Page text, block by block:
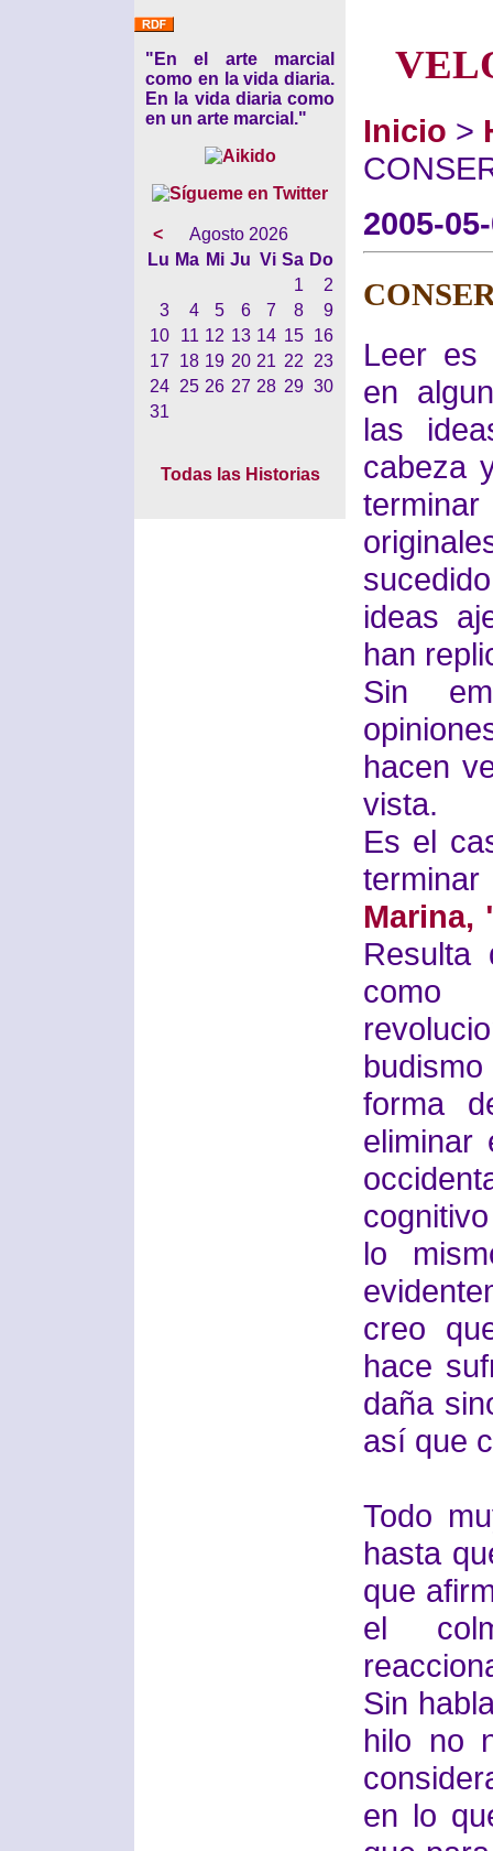
"En el arte marcial
como en la vida diaria.
En la vida diaria como
en un arte marcial."
<
Agosto 2026
Lu Ma Mi Ju Vi Sa Do
1
2
3
4 5 6 7 8
9
10
11 12 13 14 15
16
17
18 19 20 21 22
23
24
25 26 27 28 29 30
31
Todas las Historias
Inicio >
2005-
Leer es
en
las
cabeza
ideas
han
Sin
hacen
vista.
Es el
Marina,
Resulta
como
forma
eliminar
lo
creo
hace
daña
así que
Todo
hasta
que
el
Sin
hilo no
en lo